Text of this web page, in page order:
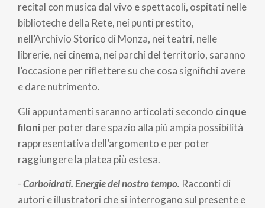
recital con musica dal vivo e spettacoli, ospitati nelle
biblioteche della Rete, nei punti prestito,
nell’Archivio Storico di Monza, nei teatri, nelle
librerie, nei cinema, nei parchi del territorio, saranno
l’occasione per riflettere su che cosa significhi avere
e dare nutrimento.
Gli appuntamenti saranno articolati secondo cinque
filoniper poter dare spazio alla più ampia possibilità
rappresentativa dell’argomento e per poter
raggiungere la platea più estesa.
-Carboidrati. Energie del nostro tempo. Racconti di
autori e illustratori che si interrogano sul presente e